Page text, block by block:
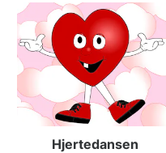
Hjertedansen